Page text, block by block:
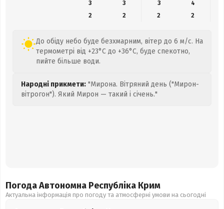
3
3 3
4
2
2 2 2
До обіду небо буде безхмарним, вітер до 6 м/с. На
термометрі від +23°C до +36°C, буде спекотно,
пийте більше води.
Народні прикмети: "Мирона. Вітряний день ("Мирон-
вітрогон"). Який Мирон — такий і січень."
Погода Автономна Республіка Крим
Актуальна інформація про погоду та атмосферні умови на сьогодні